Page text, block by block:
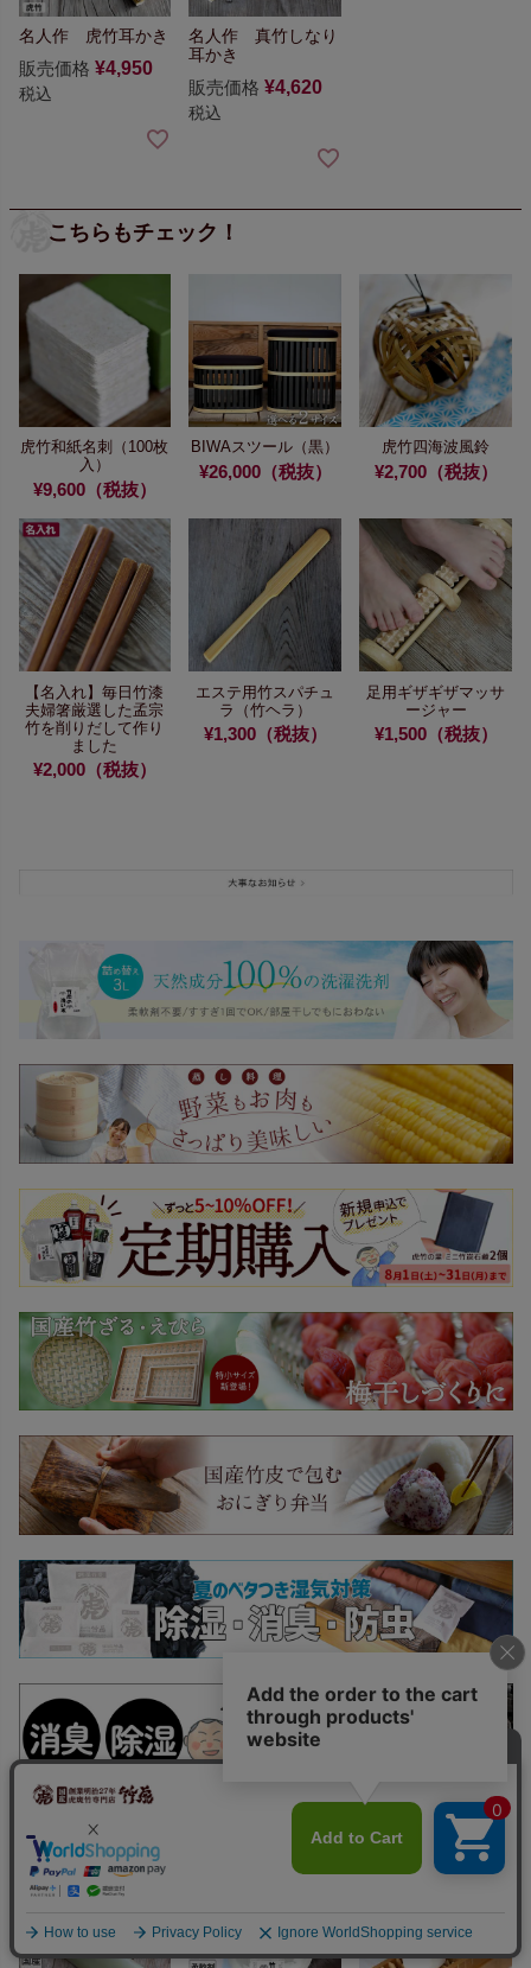
名人作 虎竹耳かき
販売価格 ¥4,950
税込
名人作 真竹しなり
耳かき
販売価格 ¥4,620
税込
こちらもチェック！
虎竹和紙名刺（100枚
入）
¥9,600（税抜）
BIWAスツール（黒）
¥26,000（税抜）
虎竹四海波風鈴
¥2,700（税抜）
【名入れ】毎日竹漆
夫婦箸厳選した孟宗
竹を削りだして作り
ました
¥2,000（税抜）
エステ用竹スパチュ
ラ（竹ヘラ）
¥1,300（税抜）
足用ギザギザマッサ
ージャー
¥1,500（税抜）
竹虎のおすすめ商品